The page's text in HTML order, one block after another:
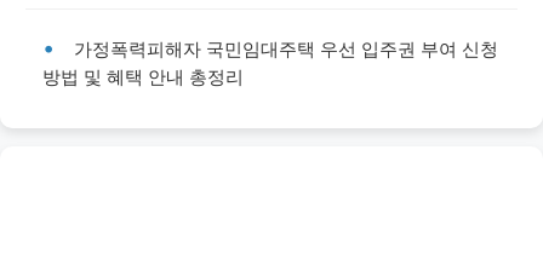
가정폭력피해자 국민임대주택 우선 입주권 부여 신청
방법 및 혜택 안내 총정리